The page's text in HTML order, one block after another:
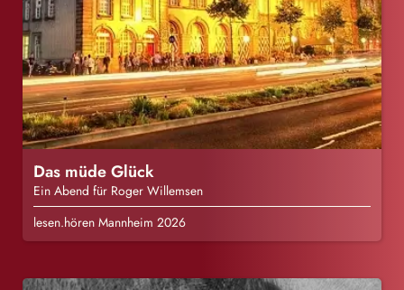
Das müde Glück
Ein Abend für Roger Willemsen
lesen.hören Mannheim 2026